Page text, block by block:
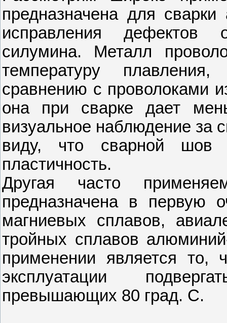
предназначена для
исправления дефектов
силумина. Металл
температуру
сравнению с проволоками
она при сварке дает
визуальное наблюдение за
виду, что сварной шов
пластичность.
Другая часто
предназначена в первую
магниевых сплавов,
тройных сплавов
применении является
эксплуатации
превышающих 80 град. С.